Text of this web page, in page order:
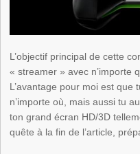
L’objectif principal de cette
« streamer » avec n’importe
L’avantage pour moi est que
n’importe où, mais aussi tu
ton grand écran HD/3D
quête à la fin de l’article,